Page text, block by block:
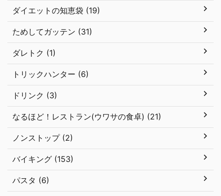
ダイエットの知恵袋 (19)
ためしてガッテン (31)
ダレトク (1)
トリックハンター (6)
ドリンク (3)
なるほど！レストラン(ウワサの食卓) (21)
ノンストップ (2)
バイキング (153)
パスタ (6)